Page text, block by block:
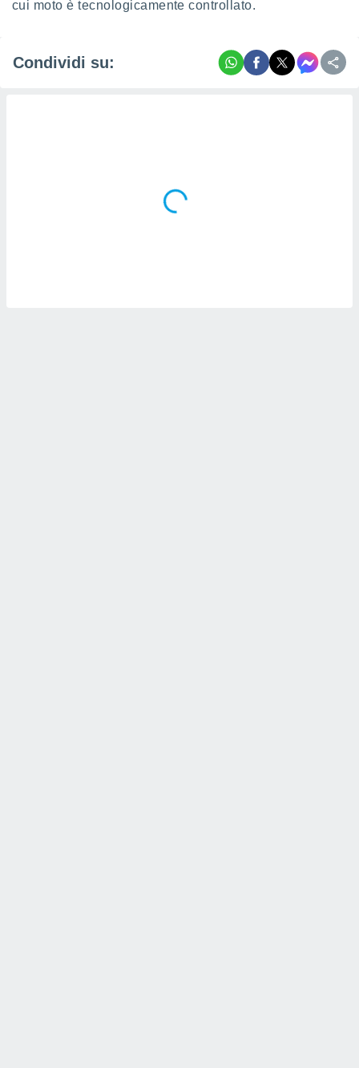
cui moto è tecnologicamente controllato.
Condividi su: